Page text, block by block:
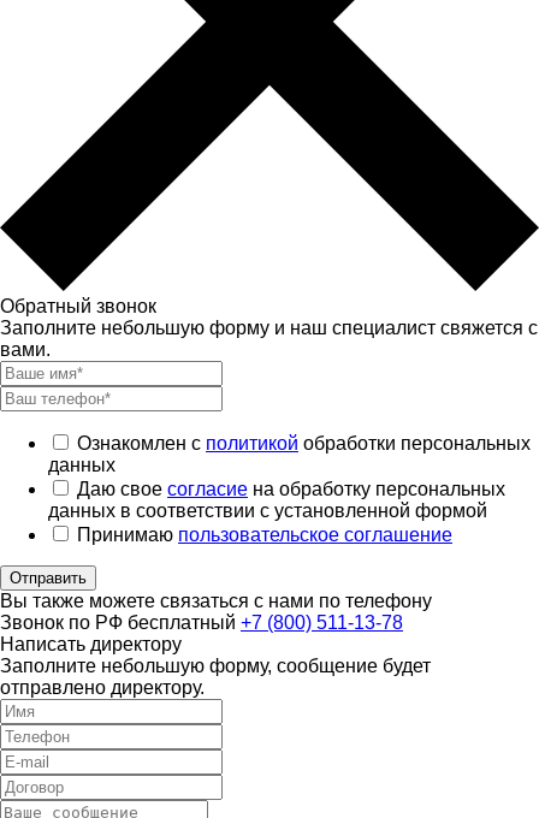
Обратный звонок
Заполните небольшую форму и наш специалист свяжется с
вами.
Ознакомлен с политикой обработки персональных
данных
Даю свое согласие на обработку персональных
данных в соответствии с установленной формой
Принимаю пользовательское соглашение
Отправить
Вы также можете связаться с нами по телефону
Звонок по РФ бесплатный +7 (800) 511-13-78
Написать директору
Заполните небольшую форму, сообщение будет
отправлено директору.